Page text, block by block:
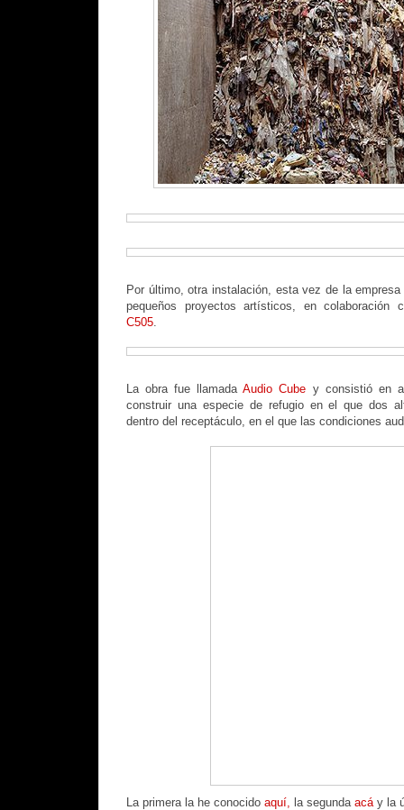
Por último, otra instalación, esta vez de la empresa
pequeños proyectos artísticos, en colaboración
C505.
La obra fue llamadaAudio Cube y consistió en
construir una especie de refugio en el que dos
dentro del receptáculo, en el que las condiciones
La primera la he conocido aquí, la segunda acáy la